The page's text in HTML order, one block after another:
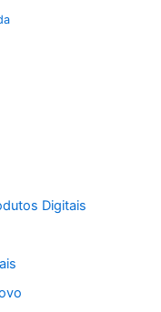
Digitais